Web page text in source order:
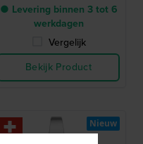
● Levering binnen 3 tot 6
werkdagen
Vergelijk
Bekijk Product
Nieuw